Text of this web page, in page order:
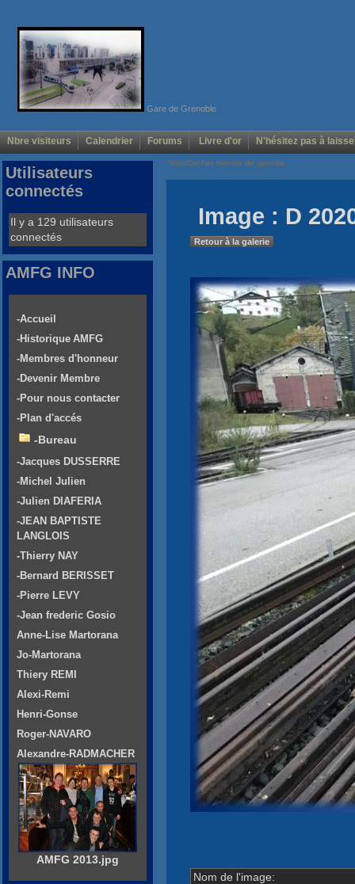
Gare de Grenoble
Nbre visiteurs Calendrier Forums Livre d'or N'hésitez pas à
Voir/Cacher menus de gauche
Image : D
Retour à la galerie
Nom de l'image:
Utilisateurs
connectés
Il y a 129 utilisateurs
connectés
AMFG INFO
-Accueil
-Historique AMFG
-Membres d'honneur
-Devenir Membre
-Pour nous contacter
-Plan d'accés
-Bureau
-Jacques DUSSERRE
-Michel Julien
-Julien DIAFERIA
-JEAN BAPTISTE
LANGLOIS
-Thierry NAY
-Bernard BERISSET
-Pierre LEVY
-Jean frederic Gosio
Anne-Lise Martorana
Jo-Martorana
Thiery REMI
Alexi-Remi
Henri-Gonse
Roger-NAVARO
Alexandre-RADMACHER
AMFG 2013.jpg